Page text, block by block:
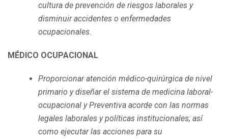
cultura de prevención de riesgos laborales y
disminuir accidentes o enfermedades
ocupacionales.
MÉDICO OCUPACIONAL
Proporcionar atención médico-quirúrgica de nivel
primario y diseñar el sistema de medicina laboral-
ocupacional y Preventiva acorde con las normas
legales laborales y políticas institucionales; así
como ejecutar las acciones para su